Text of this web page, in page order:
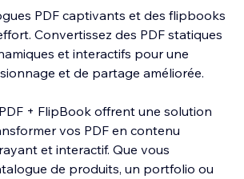
PDF captivants et des flipbooks
Convertissez des PDF statiques
et interactifs pour une
et de partage améliorée.
+ FlipBook offrent une solution
vos PDF en contenu
et interactif. Que vous
de produits, un portfolio ou